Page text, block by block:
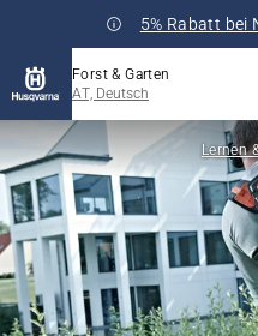
5% Rabatt bei
Forst & Garten
AT, Deutsch
Lernen